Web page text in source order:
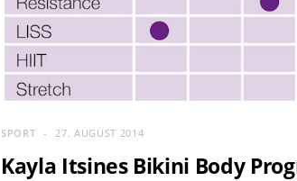
SPORT 27. AUGUST 2014
Kayla Itsines Bikini Body